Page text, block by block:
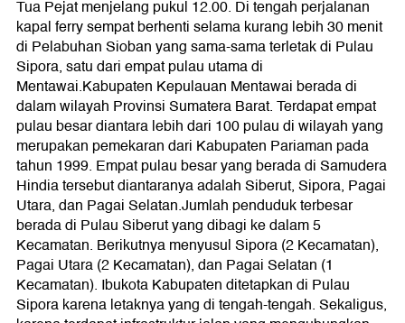
Tua Pejat menjelang pukul 12.00. Di tengah perjalanan
kapal ferry sempat berhenti selama kurang lebih 30 menit
di Pelabuhan Sioban yang sama-sama terletak di Pulau
Sipora, satu dari empat pulau utama di
Mentawai.Kabupaten Kepulauan Mentawai berada di
dalam wilayah Provinsi Sumatera Barat. Terdapat empat
pulau besar diantara lebih dari 100 pulau di wilayah yang
merupakan pemekaran dari Kabupaten Pariaman pada
tahun 1999. Empat pulau besar yang berada di Samudera
Hindia tersebut diantaranya adalah Siberut, Sipora, Pagai
Utara, dan Pagai Selatan.Jumlah penduduk terbesar
berada di Pulau Siberut yang dibagi ke dalam 5
Kecamatan. Berikutnya menyusul Sipora (2 Kecamatan),
Pagai Utara (2 Kecamatan), dan Pagai Selatan (1
Kecamatan). Ibukota Kabupaten ditetapkan di Pulau
Sipora karena letaknya yang di tengah-tengah. Sekaligus,